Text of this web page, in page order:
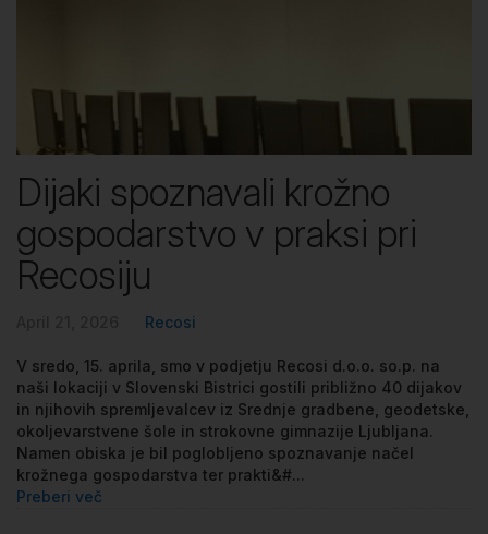
Dijaki spoznavali krožno
gospodarstvo v praksi pri
Recosiju
Recosi
V sredo, 15. aprila, smo v podjetju Recosi d.o.o. so.p. na
naši lokaciji v Slovenski Bistrici gostili približno 40 dijakov
in njihovih spremljevalcev iz Srednje gradbene, geodetske,
okoljevarstvene šole in strokovne gimnazije Ljubljana.
Namen obiska je bil poglobljeno spoznavanje načel
krožnega gospodarstva ter prakti&#...
Preberi več